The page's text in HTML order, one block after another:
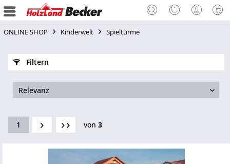
ONLINE SHOP Kinderwelt Spieltürme
Filtern
1 von 3